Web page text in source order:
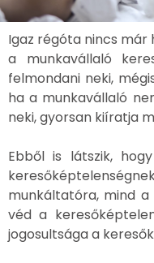
Igaz régóta nincs már
a munkavállaló
felmondani neki,
ha a munkavállaló
neki, gyorsan kiíratja
Ebből is látszik,
munkáltatóra, mind
véd a
jogosultsága a